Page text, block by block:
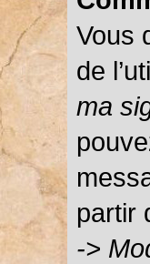
Vous
de
ma
partir
->